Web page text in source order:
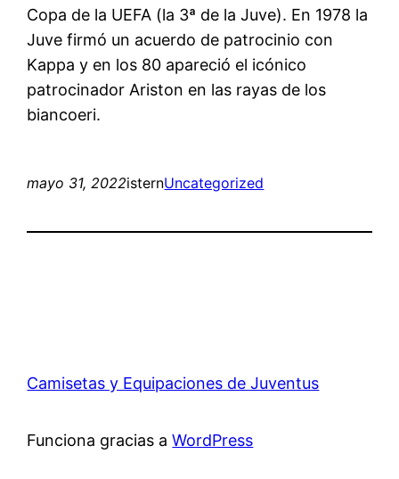
Copa de la UEFA (la 3ª de la Juve). En 1978 la
Juve firmó un acuerdo de patrocinio con
Kappa y en los 80 apareció el icónico
patrocinador Ariston en las rayas de los
biancoeri.
mayo 31, 2022isternUncategorized
Camisetas y Equipaciones de Juventus
Funciona gracias aWordPress